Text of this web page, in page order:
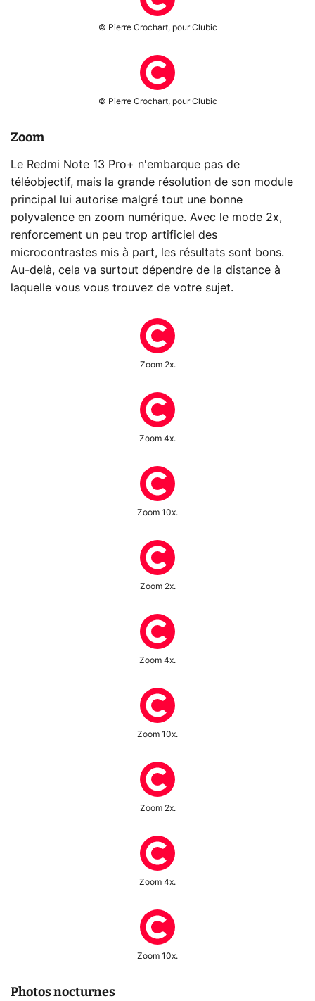
© Pierre Crochart, pour Clubic
© Pierre Crochart, pour Clubic
Zoom
Le Redmi Note 13 Pro+ n'embarque pas de
téléobjectif, mais la grande résolution de son module
principal lui autorise malgré tout une bonne
polyvalence en zoom numérique. Avec le mode 2x,
renforcement un peu trop artificiel des
microcontrastes mis à part, les résultats sont bons.
Au-delà, cela va surtout dépendre de la distance à
laquelle vous vous trouvez de votre sujet.
Zoom 2x.
Zoom 4x.
Zoom 10x.
Zoom 2x.
Zoom 4x.
Zoom 10x.
Zoom 2x.
Zoom 4x.
Zoom 10x.
Photos nocturnes